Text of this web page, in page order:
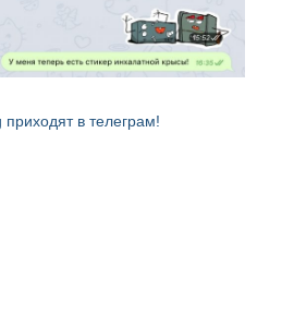
в телеграм!